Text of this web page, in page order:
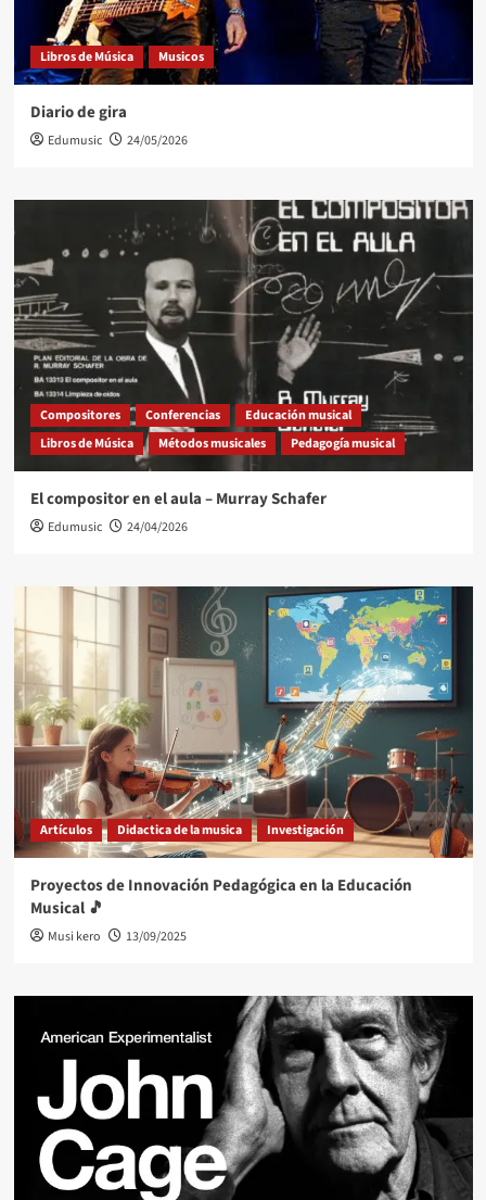
Libros de Música Musicos
Diario de gira
Edumusic 24/05/2026
Compositores Conferencias
Educación musical
Libros de Música
Métodos musicales Pedagogía musical
El compositor en el aula – Murray Schafer
Edumusic 24/04/2026
Artículos Didactica de la musica Investigación
Proyectos de Innovación Pedagógica en la Educación
Musical 🎵
Musi kero 13/09/2025